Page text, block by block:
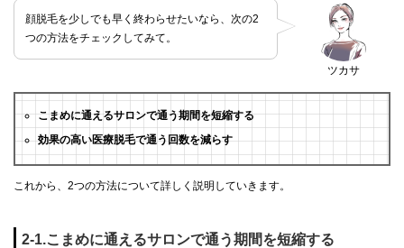
ツカサ
顔脱毛を少しでも早く終わらせたいなら、次の2
つの方法をチェックしてみて。
こまめに通えるサロンで通う期間を短縮する
効果の高い医療脱毛で通う回数を減らす
これから、2つの方法について詳しく説明していきます。
2-1.こまめに通えるサロンで通う期間を短縮する